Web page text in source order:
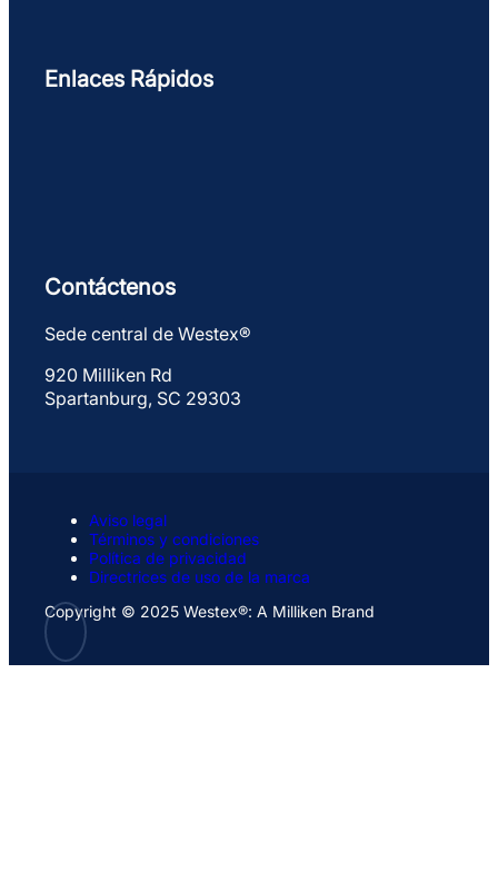
Enlaces Rápidos
Contáctenos
Sede central de Westex®
920 Milliken Rd
Spartanburg, SC 29303
Aviso legal
Términos y condiciones
Política de privacidad
Directrices de uso de la marca
Copyright © 2025 Westex®: A Milliken Brand